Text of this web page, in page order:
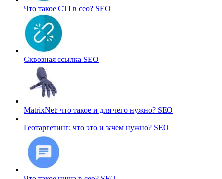
Что такое CTI в сео? SEO
Сквозная ссылка SEO
MatrixNet: что такое и для чего нужно? SEO
Геотаргетинг: что это и зачем нужно? SEO